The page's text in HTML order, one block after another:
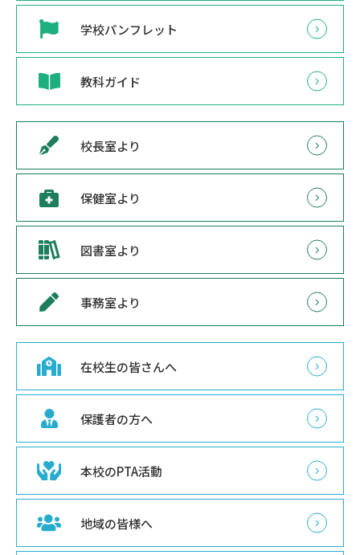
学校パンフレット
教科ガイド
校長室より
保健室より
図書室より
事務室より
在校生の皆さんへ
保護者の方へ
本校のPTA活動
地域の皆様へ